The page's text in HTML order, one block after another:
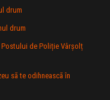
drum
drum
de Poliție Vârșolț
sã te odihneascã în